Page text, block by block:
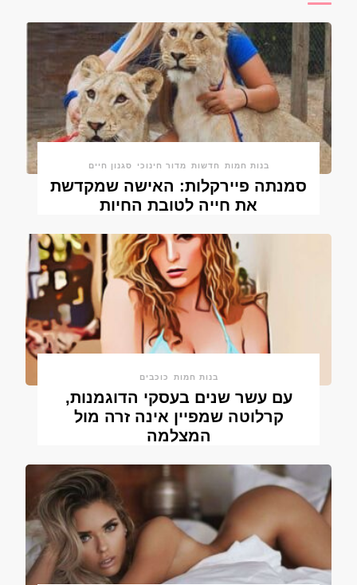
בנות חמות חדשות מדור חינוכי סגנון חיים
סמנתה פיירקלות: האישה שמקדשת
את חייה לטובת החיות
בנות חמות כוכבים
עם עשר שנים בעסקי הדוגמנות,
קרלוטה שמפיין אינה זרה מול
המצלמה